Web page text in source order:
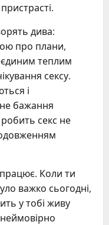
дива:
про плани,
теплим
сексу.
і
бажання
секс не
Коли ти
важко сьогодні,
у тобі живу